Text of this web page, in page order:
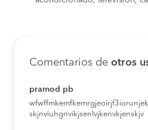
Comentarios de otros
pramod pb
skjnviuhgnvikjsenlvjkenvkjenskjv